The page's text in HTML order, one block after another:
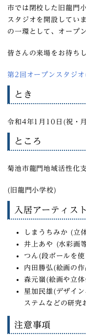
市では閉校した旧龍門
スタジオを開設してい
の一環として、オープ
皆さんの来場をお待ち
第2回オープンスタジ
とき
令和4年1月10日(祝・
ところ
菊池市龍門地域活性化
(旧龍門小学校)
入居アーティスト
しまうちみか (立
井上あや (水彩画
つん(段ボールを
内田勝弘(絵画の
森元嶺(絵画や立
星加民雄(デザイ
ステムなどの研究
注意事項